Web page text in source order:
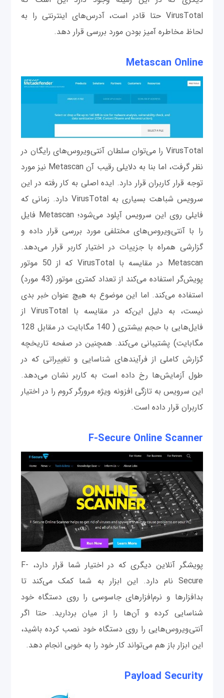
VirusTotal حتا قادر است‌، آدرس‌های اینترنتی را به
لحاظ مخاطره آمیز بودن مورد بررسی قرار دهد.
Metascan Online
VirusTotal را می‌توان سلطان آنتی‌ویروس‌های رایگان در
نظر گرفت، اما بنا به دلایلی رقیب آن Metascan نیز مورد
توجه قرار کاربران قرار دارد. ایده اصلی به کار رفته در این
سرویس شباهت بسیاری به VirusTotal دارد. زمانی که
فایلی روی این سرویس آپلود می‌شود؛ Metascan فایل
را با آنتی‌ویروس‌های مختلفی مورد بررسی قرار داده و
گزارشی همراه با جزییات در اختیار کاربر قرار می‌دهد.
Metascan در مقایسه با VirusTotal که از 50 موتور
پویش‌گر استفاده می‌کند از تعداد کمتری موتور (43 مورد)
استفاده می‌کند. اما این موضوع به هیچ عنوان خبر بدی
نیست، به دلیل این‌که در مقایسه با VirusTotal از
فایل‌هایی با حجم بیشتری ( 140 مگابایت در مقابل 128
مگابایت) پشتیبانی می‌کند. همچنین در صفحه تاریخچه
گزارش کاملی از فرآیندهای شناسایی و تغییراتی که در
طول آزمایش‌ها رخ داده است به کاربر نشان می‌دهد.
این سرویس به تازگی افزونه ویژه مرورگر کروم را در اختیار
کاربران قرار داده است.
F-Secure Online Scanner
پویشگر آنلاین دیگری که در اختیار شما قرار دارد، F-
Secure نام دارد. این ابزار به شما کمک می‌کند تا
بدافزارها و نرم‌افزارهای جاسوسی را روی دستگاه خود
شناسایی کرده و آن‌ها را از میان بردارید. حتا اگر
آنتی‌ویروس‌هایی را روی دستگاه خود نصب کرده باشید،
این ابزار باز هم می‌تواند کار خود را به خوبی انجام دهد.
Payload Security